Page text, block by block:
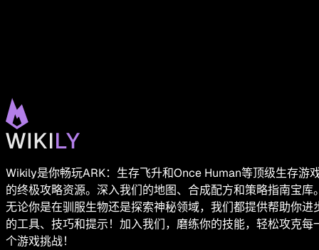
Wikily是你畅玩ARK：生存飞升和Once Human等顶级生存游
的终极攻略资源。深入我们的地图、合成配方和策略指南宝库
无论你是在驯服生物还是探索神秘领域，我们都提供帮助你进
的工具、技巧和提示！加入我们，磨练你的技能，轻松攻克每
个游戏挑战！